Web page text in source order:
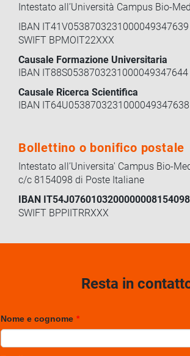
Intestato all’Università Campus Bio-
IBAN
SWIFT BPMOIT22XXX
Causale Formazione Universitaria
IBAN IT88S0538703231000049347644
Causale Ricerca Scientifica
IBAN IT64U0538703231000049347638
Bollettino o bonifico postale
Intestato all’Universita' Campus Bio-
c/c 8154098 di Poste Italiane
IBAN IT54J0760103200000008154098
SWIFT BPPIITRRXXX
Resta in